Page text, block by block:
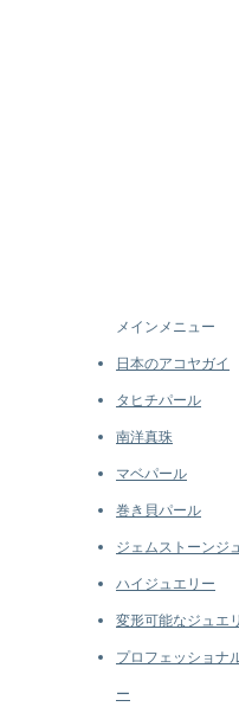
メインメニュー
日本のアコヤガイ
タヒチパール
南洋真珠
マベパール
巻き貝パール
ジェムストーンジ
ハイジュエリー
変形可能なジュエ
プロフェッショナ
ー